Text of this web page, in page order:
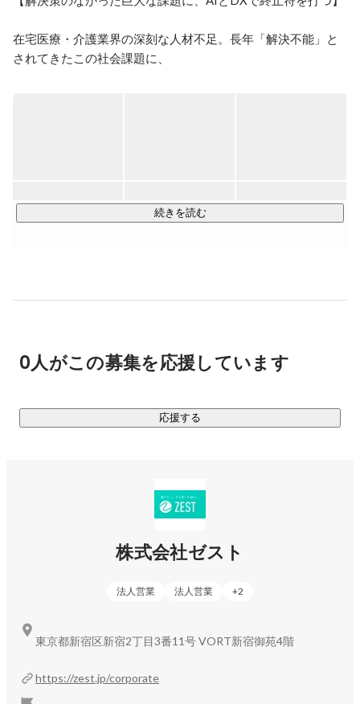
在宅医療・介護業界の深刻な人材不足。長年「解決不能」と
されてきたこの社会課題に、
大手生保や医療系最大手との資本提携を締結し、業界変革の
続きを読む
0人がこの募集を応援しています
応援する
株式会社ゼスト
法人営業 法人営業 +2
https://zest.jp/corporate
東京都新宿区新宿2丁目3番11号 VORT新宿御苑4階